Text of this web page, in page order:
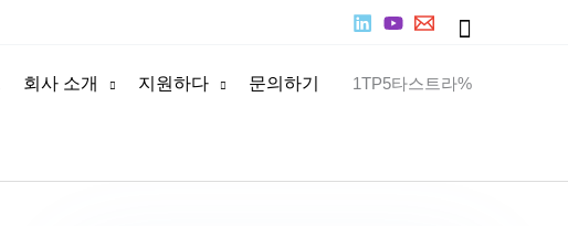
찾
회사 소개 지원하다 문의하기 1TP5타스트라%